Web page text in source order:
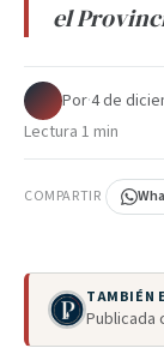
el
Por·4 de
Lectura 1 min
COMPARTIR
TAMBIÉN
Publicada